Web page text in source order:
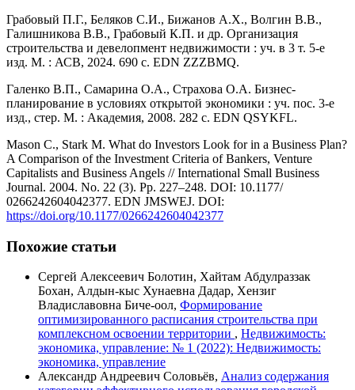
Грабовый П.Г., Беляков С.И., Бижанов А.Х., Волгин В.В.,
Галишникова В.В., Грабовый К.П. и др. Организация
строительства и девелопмент недвижимости : уч. в 3 т. 5-е
изд. М. : АСВ, 2024. 690 с. EDN ZZZBMQ.
Галенко В.П., Самарина О.А., Страхова О.А. Бизнес-
планирование в условиях открытой экономики : уч. пос. 3-е
изд., стер. М. : Академия, 2008. 282 с. EDN QSYKFL.
Mason C., Stark M. What do Investors Look for in a Business Plan?
A Comparison of the Investment Criteria of Bankers, Venture
Capitalists and Business Angels // International Small Business
Journal. 2004. No. 22 (3). Pp. 227–248. DOI: 10.1177/
0266242604042377. EDN JMSWEJ. DOI:
https://doi.org/10.1177/0266242604042377
Похожие статьи
Сергей Алексеевич Болотин, Хайтам Абдулраззак
Бохан, Алдын-кыс Хунаевна Дадар, Хензиг
Владиславовна Биче-оол, Формирование
оптимизированного расписания строительства при
комплексном освоении территории , Недвижимость:
экономика, управление: № 1 (2022): Недвижимость:
экономика, управление
Александр Андреевич Соловьёв, Анализ содержания